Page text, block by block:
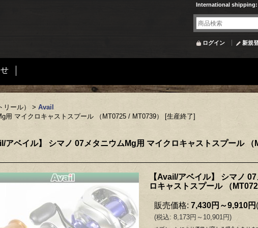
International shipping:
ログイン 新規
ール） > Avail
用 マイクロキャストスプール （MT0725 / MT0739） [生産終了]
アベイル】 シマノ 07メタニウムMg用 マイクロキャストスプール （
【Avail/アベイル】 シマノ
ロキャストスプール （
販売価格: 7,430円～9,910円
(税込: 8,173円～10,901円)